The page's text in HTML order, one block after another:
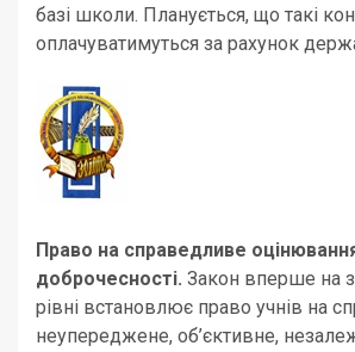
базі школи. Планується, що такі
оплачуватимуться за рахунок
Право на справедливе
доброчесності. Закон вперше на
рівні встановлює право учнів на
неупереджене, об’єктивне,